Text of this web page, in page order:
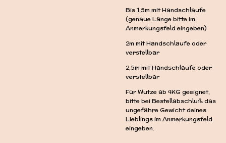
Bis 1,5m mit Handschlaufe
(genaue Länge bitte im
Anmerkungsfeld eingeben)
2m mit Handschlaufe oder
verstellbar
2,5m mit Handschlaufe oder
verstellbar
Für Wutze ab 4KG geeignet,
bitte bei Bestellabschluß das
ungefähre Gewicht deines
Lieblings im Anmerkungsfeld
eingeben.